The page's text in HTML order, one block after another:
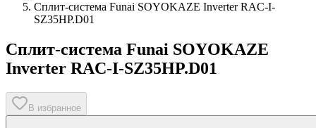
Сплит-система Funai SOYOKAZE Inverter RAC-I-
SZ35HP.D01
Сплит-система Funai SOYOKAZE
Inverter RAC-I-SZ35HP.D01
В избранное